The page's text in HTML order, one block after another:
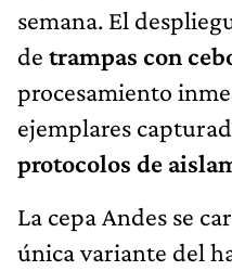
semana. El
de trampas con
procesamiento
ejemplares
protocolos de
La cepa Andes se
única variante del